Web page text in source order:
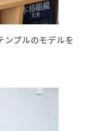
ンプルのモデルを